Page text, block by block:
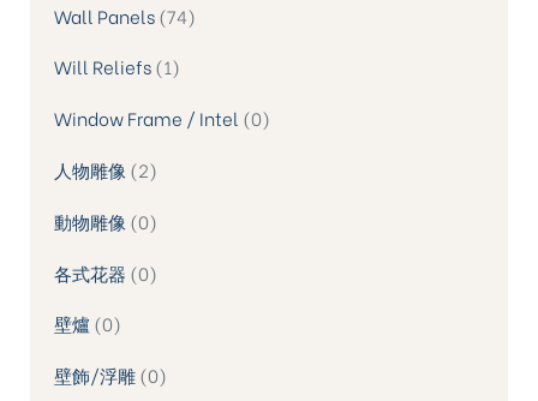
Wall Panels 74
Will Reliefs 1
Window Frame / Intel 0
人物雕像 2
動物雕像 0
各式花器 0
壁爐 0
壁飾/浮雕 0